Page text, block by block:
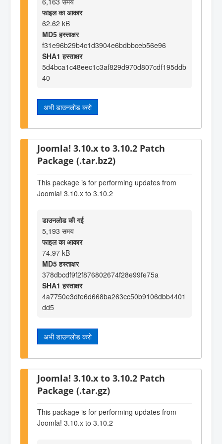
फाइल का आकार
62.62 kB
MD5 हस्ताक्षर
f31e96b29b4c1d3904e6bdbbceb56e96
SHA1 हस्ताक्षर
5d4bca1c48eec1c3af829d970d807cdf195ddb
40
अभी डाउनलोड करो
Joomla! 3.10.x to 3.10.2 Patch
Package (.tar.bz2)
This package is for performing updates from
Joomla! 3.10.x to 3.10.2
डाउनलोड की गई
5,193 समय
फाइल का आकार
74.97 kB
MD5 हस्ताक्षर
378dbcdf9f2f876802674f28e99fe75a
SHA1 हस्ताक्षर
4a7750e3dfe6d668ba263cc50b9106dbb4401
dd5
अभी डाउनलोड करो
Joomla! 3.10.x to 3.10.2 Patch
Package (.tar.gz)
This package is for performing updates from
Joomla! 3.10.x to 3.10.2